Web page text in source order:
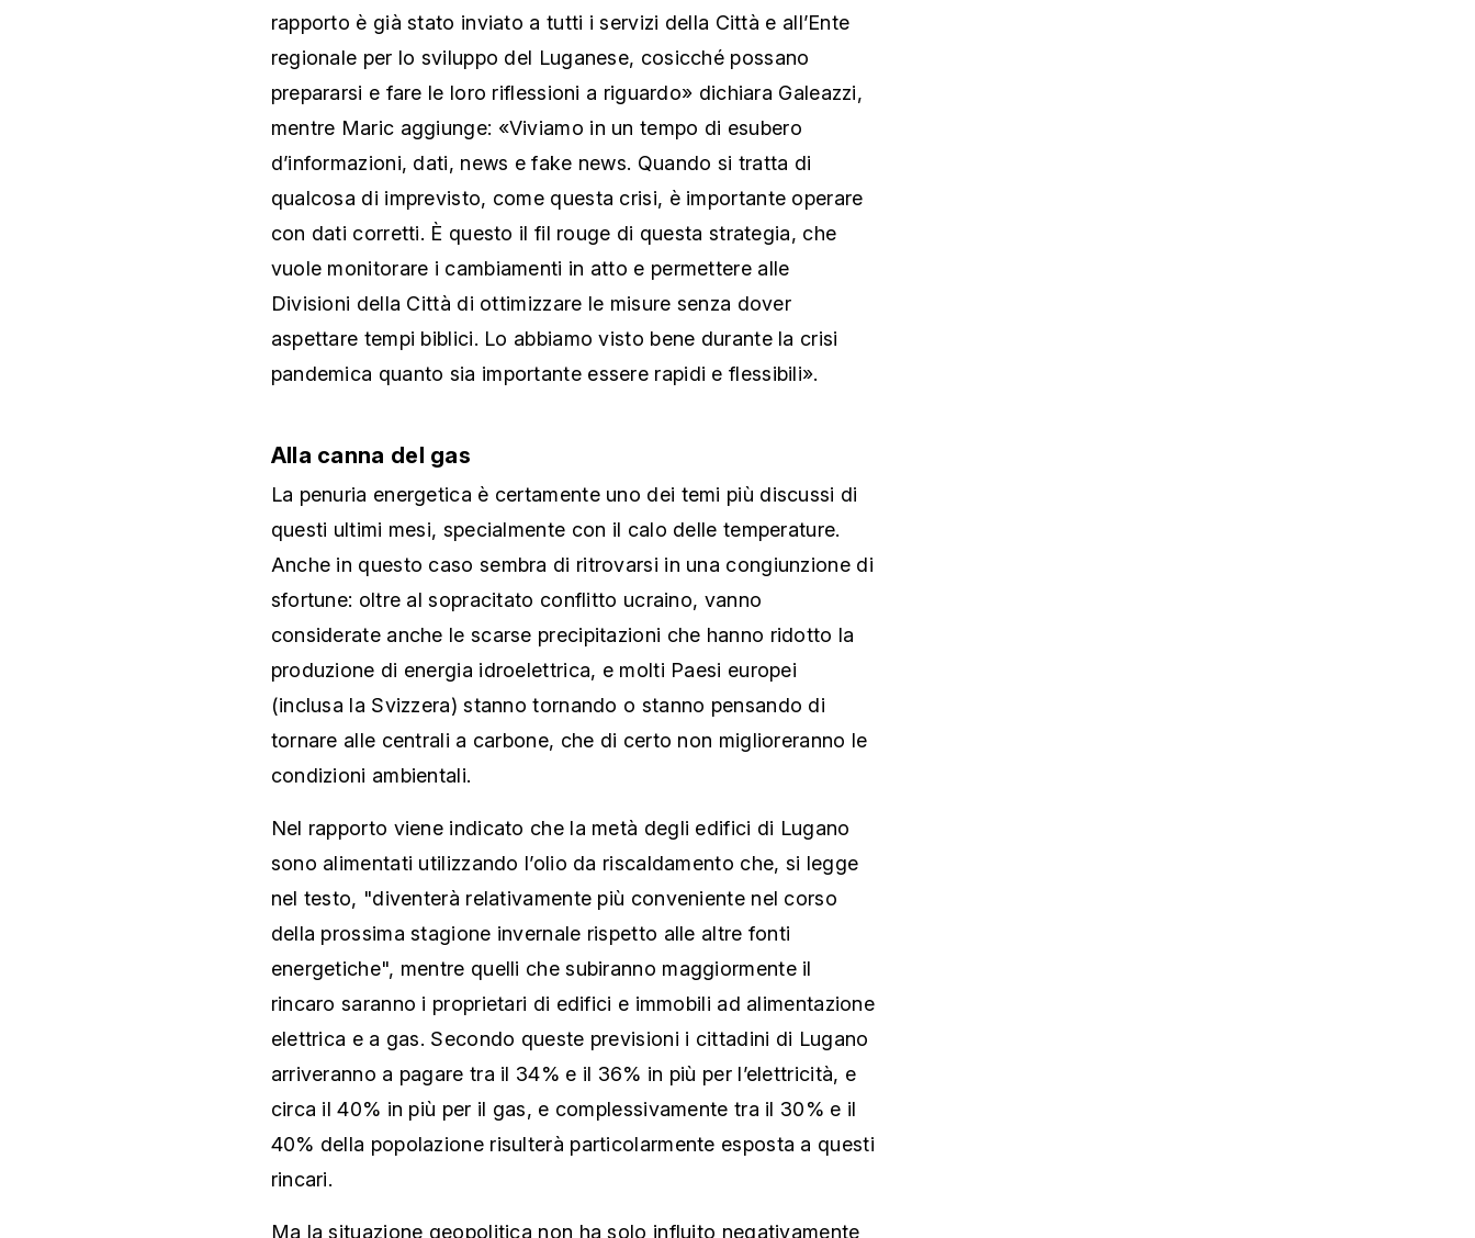
rapporto è già stato inviato a tutti i servizi della Città e all’Ente
regionale per lo sviluppo del Luganese, cosicché possano
prepararsi e fare le loro riflessioni a riguardo» dichiara Galeazzi,
mentre Maric aggiunge: «Viviamo in un tempo di esubero
d’informazioni, dati, news e fake news. Quando si tratta di
qualcosa di imprevisto, come questa crisi, è importante operare
con dati corretti. È questo il fil rouge di questa strategia, che
vuole monitorare i cambiamenti in atto e permettere alle
Divisioni della Città di ottimizzare le misure senza dover
aspettare tempi biblici. Lo abbiamo visto bene durante la crisi
pandemica quanto sia importante essere rapidi e flessibili».
Alla canna del gas
La penuria energetica è certamente uno dei temi più discussi di
questi ultimi mesi, specialmente con il calo delle temperature.
Anche in questo caso sembra di ritrovarsi in una congiunzione di
sfortune: oltre al sopracitato conflitto ucraino, vanno
considerate anche le scarse precipitazioni che hanno ridotto la
produzione di energia idroelettrica, e molti Paesi europei
(inclusa la Svizzera) stanno tornando o stanno pensando di
tornare alle centrali a carbone, che di certo non miglioreranno le
condizioni ambientali.
Nel rapporto viene indicato che la metà degli edifici di Lugano
sono alimentati utilizzando l’olio da riscaldamento che, si legge
nel testo, "diventerà relativamente più conveniente nel corso
della prossima stagione invernale rispetto alle altre fonti
energetiche", mentre quelli che subiranno maggiormente il
rincaro saranno i proprietari di edifici e immobili ad alimentazione
elettrica e a gas. Secondo queste previsioni i cittadini di Lugano
arriveranno a pagare tra il 34% e il 36% in più per l’elettricità, e
circa il 40% in più per il gas, e complessivamente tra il 30% e il
40% della popolazione risulterà particolarmente esposta a questi
rincari.
Ma la situazione geopolitica non ha solo influito negativamente